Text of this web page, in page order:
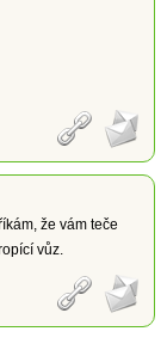
že vám teče
vůz.